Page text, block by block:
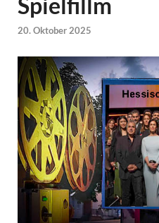
20. Oktober 2025